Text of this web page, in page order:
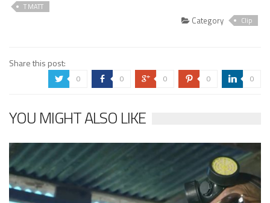
T MATT
Category Clip
Share this post:
a 0 b 0 c 0 d 0 j 0
YOU MIGHT ALSO LIKE